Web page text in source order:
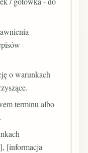
o warunkach
terminu albo
[informacja